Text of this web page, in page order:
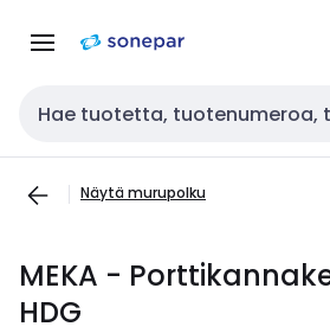
navigointiinsisältöön
Haku
Näytä murupolku
MEKA -
HDG